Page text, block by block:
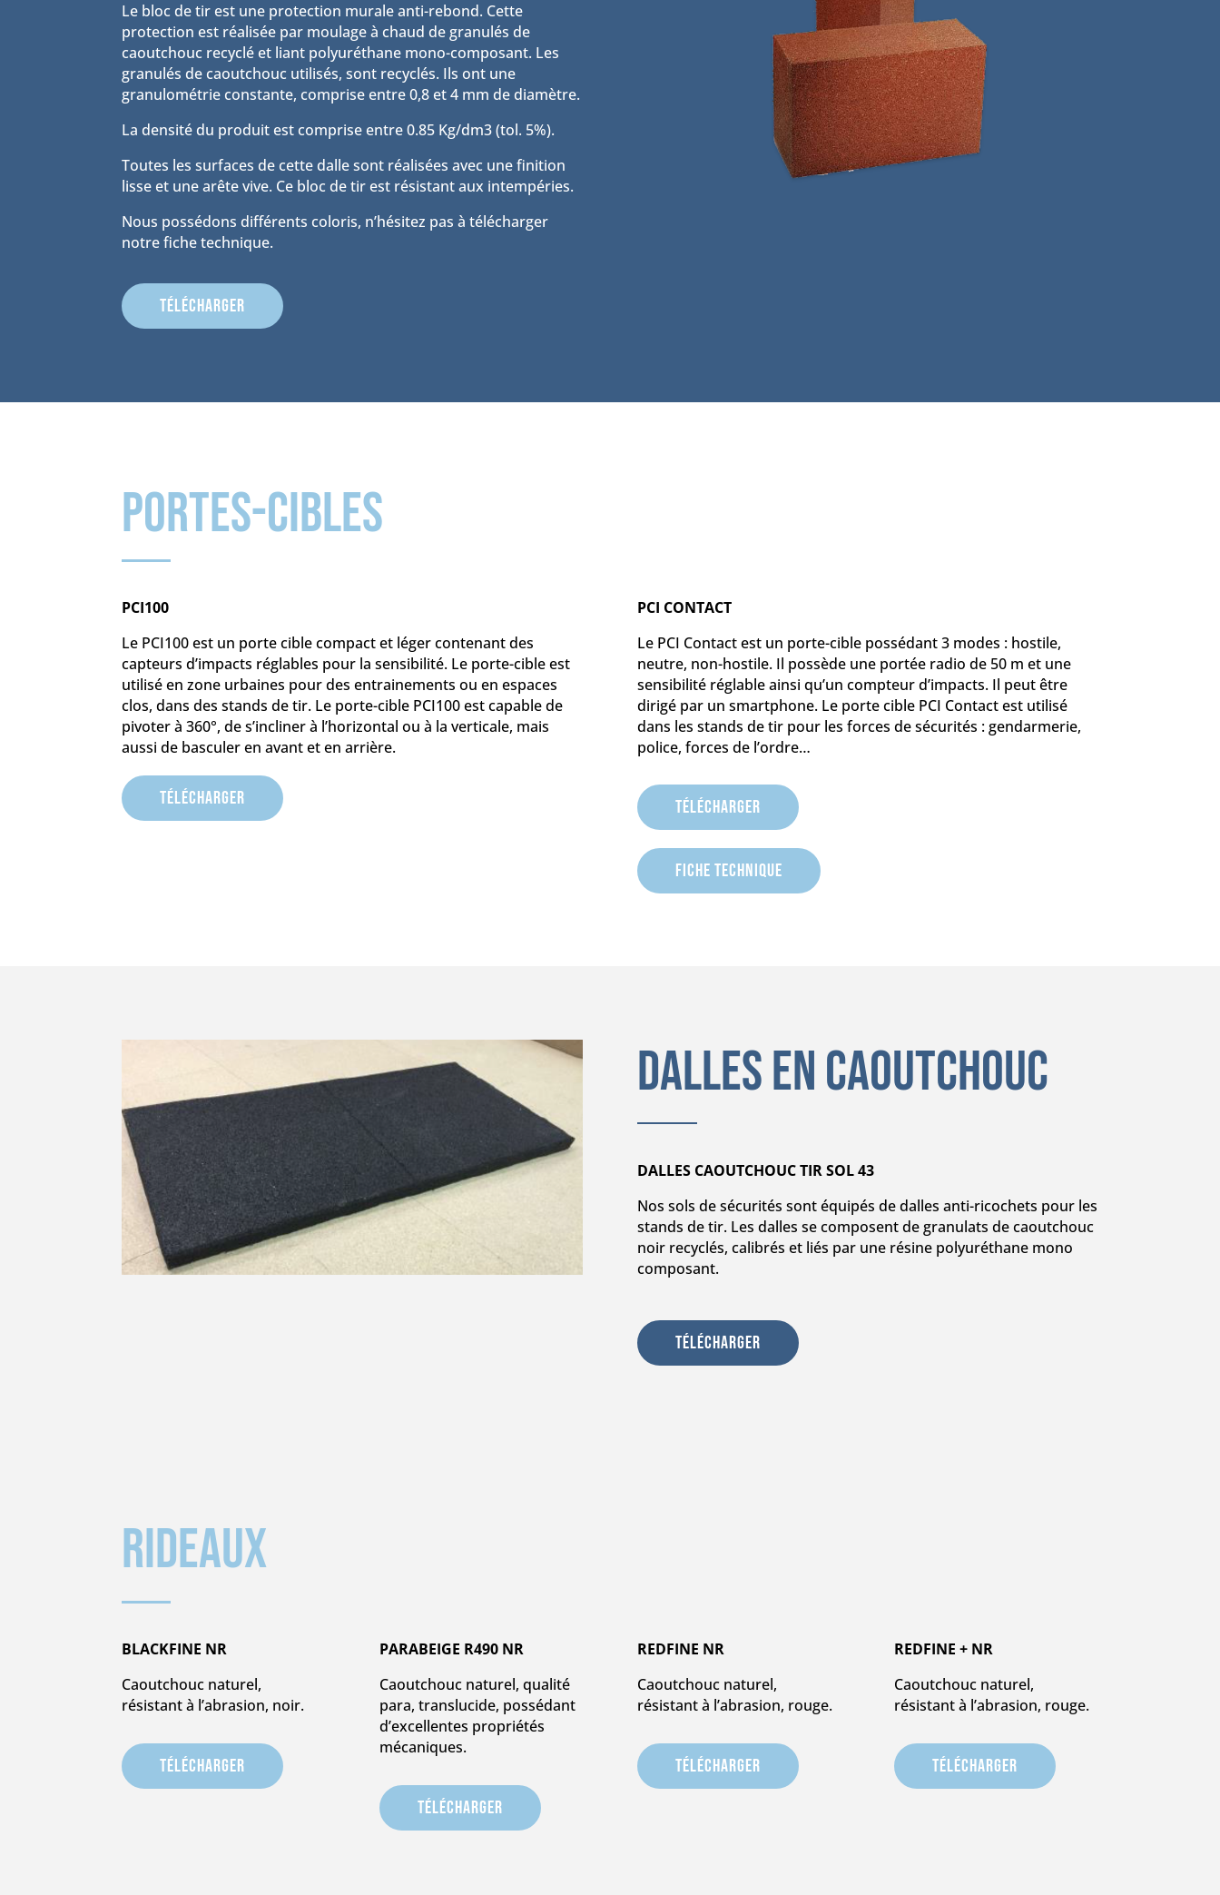
Le bloc de tir est une protection murale anti-rebond. Cette
protection est réalisée par moulage à chaud de granulés de
caoutchouc recyclé et liant polyuréthane mono-composant. Les
granulés de caoutchouc utilisés, sont recyclés. Ils ont une
granulométrie constante, comprise entre 0,8 et 4 mm de diamètre.
La densité du produit est comprise entre 0.85 Kg/dm3 (tol. 5%).
Toutes les surfaces de cette dalle sont réalisées avec une finition
lisse et une arête vive. Ce bloc de tir est résistant aux intempéries.
Nous possédons différents coloris, n’hésitez pas à télécharger
notre fiche technique.
Télécharger
portes-cibles
PCI100
Le PCI100 est un porte cible compact et léger contenant des
capteurs d’impacts réglables pour la sensibilité. Le porte-cible est
utilisé en zone urbaines pour des entrainements ou en espaces
clos, dans des stands de tir. Le porte-cible PCI100 est capable de
pivoter à 360°, de s’incliner à l’horizontal ou à la verticale, mais
aussi de basculer en avant et en arrière.
Télécharger
PCI CONTACT
Le PCI Contact est un porte-cible possédant 3 modes : hostile,
neutre, non-hostile. Il possède une portée radio de 50 m et une
sensibilité réglable ainsi qu’un compteur d’impacts. Il peut être
dirigé par un smartphone. Le porte cible PCI Contact est utilisé
dans les stands de tir pour les forces de sécurités : gendarmerie,
police, forces de l’ordre…
Télécharger
Fiche Technique
Dalles en caoutchouc
DALLES CAOUTCHOUC TIR SOL 43
Nos sols de sécurités sont équipés de dalles anti-ricochets pour les
stands de tir. Les dalles se composent de granulats de caoutchouc
noir recyclés, calibrés et liés par une résine polyuréthane mono
composant.
Télécharger
Rideaux
BLACKFINE NR
Caoutchouc naturel,
résistant à l’abrasion, noir.
Télécharger
PARABEIGE R490 NR
Caoutchouc naturel, qualité
para, translucide, possédant
d’excellentes propriétés
mécaniques.
Télécharger
REDFINE NR
Caoutchouc naturel,
résistant à l’abrasion, rouge.
Télécharger
REDFINE + NR
Caoutchouc naturel,
résistant à l’abrasion, rouge.
Télécharger